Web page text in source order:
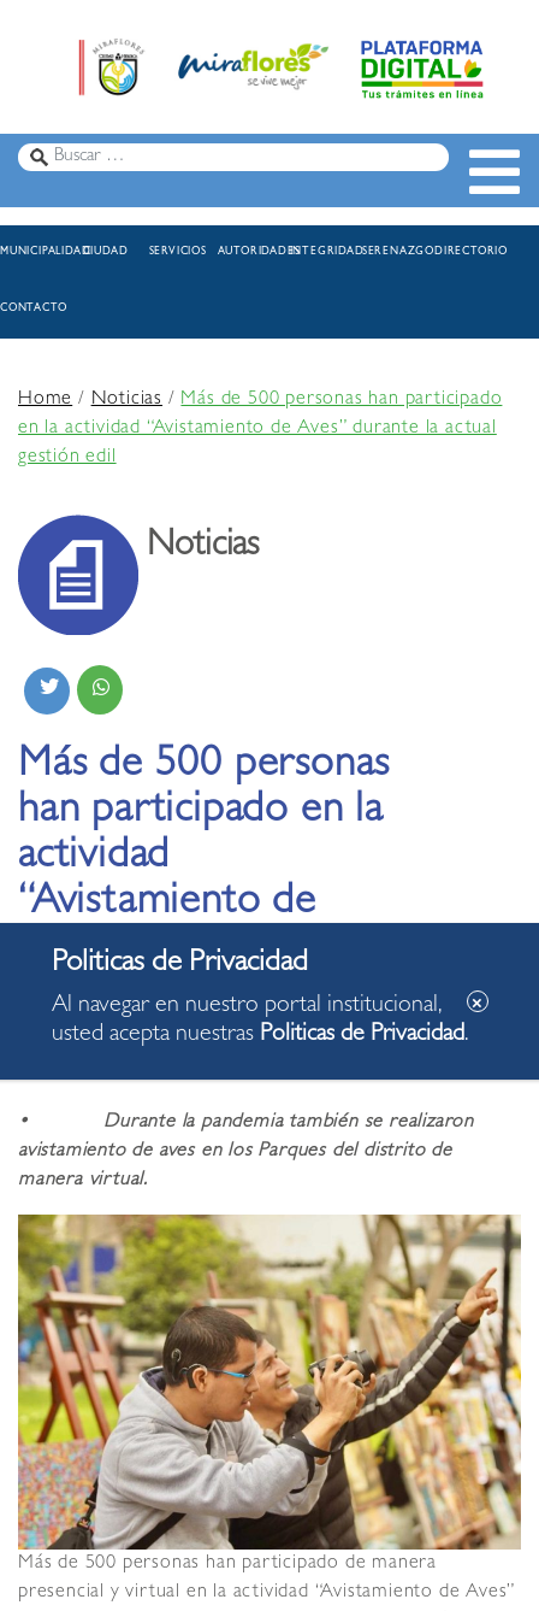
MUNICIPALIDADCIUDAD SERVICIOS AUTORIDADESINTEGRIDADSERENAZGODIRECTORIO
CONTACTO
Home/Noticias /Más de 500 personas han participado
en la actividad “Avistamiento de Aves” durante la actual
gestión edil
Noticias
Más de 500 personas
han participado en la
actividad
“Avistamiento de
Aves” durante la actual
gestión edil
• Durante la pandemia también se realizaron
avistamiento de aves en los Parques del distrito de
manera virtual.
Más de 500 personas han participado de manera
presencial y virtual en la actividad “Avistamiento de Aves”
Al navegar en nuestro portal institucional,
usted acepta nuestras Politicas de Privacidad.